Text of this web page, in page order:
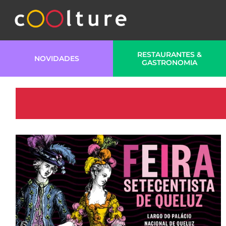
NOVIDADES
RESTAURANTES &
GASTRONOMIA